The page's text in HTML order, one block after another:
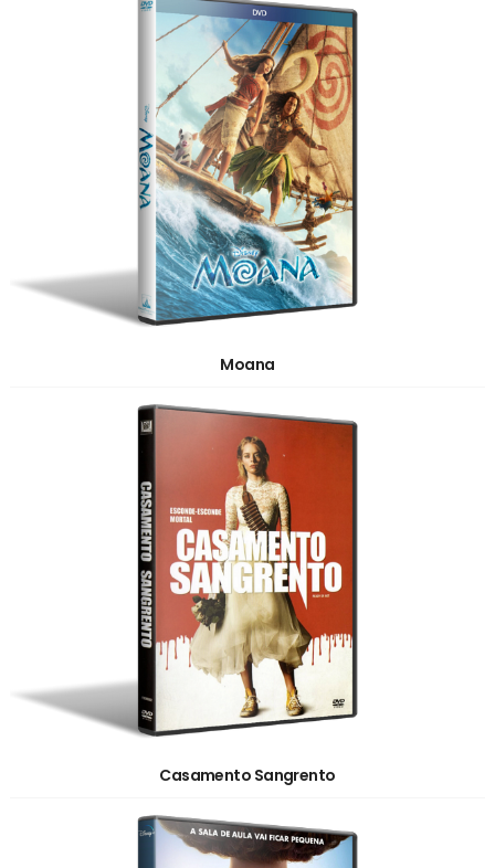
Moana
Casamento Sangrento